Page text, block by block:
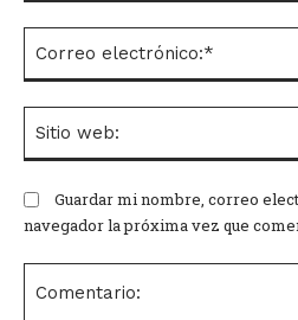
Guardar mi nombre, correo
navegador la próxima vez que